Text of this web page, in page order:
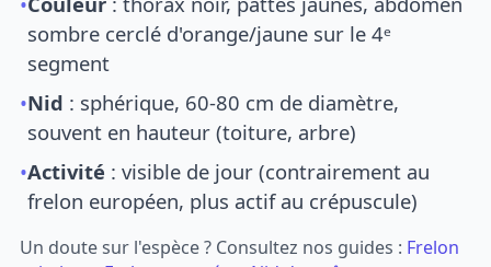
sombre cerclé d'orange/jaune sur le 4ᵉ
segment
•Nid : sphérique, 60-80 cm de diamètre,
souvent en hauteur (toiture, arbre)
•Activité : visible de jour (contrairement au
frelon européen, plus actif au crépuscule)
Un doute sur l'espèce ? Consultez nos guides : Frelon